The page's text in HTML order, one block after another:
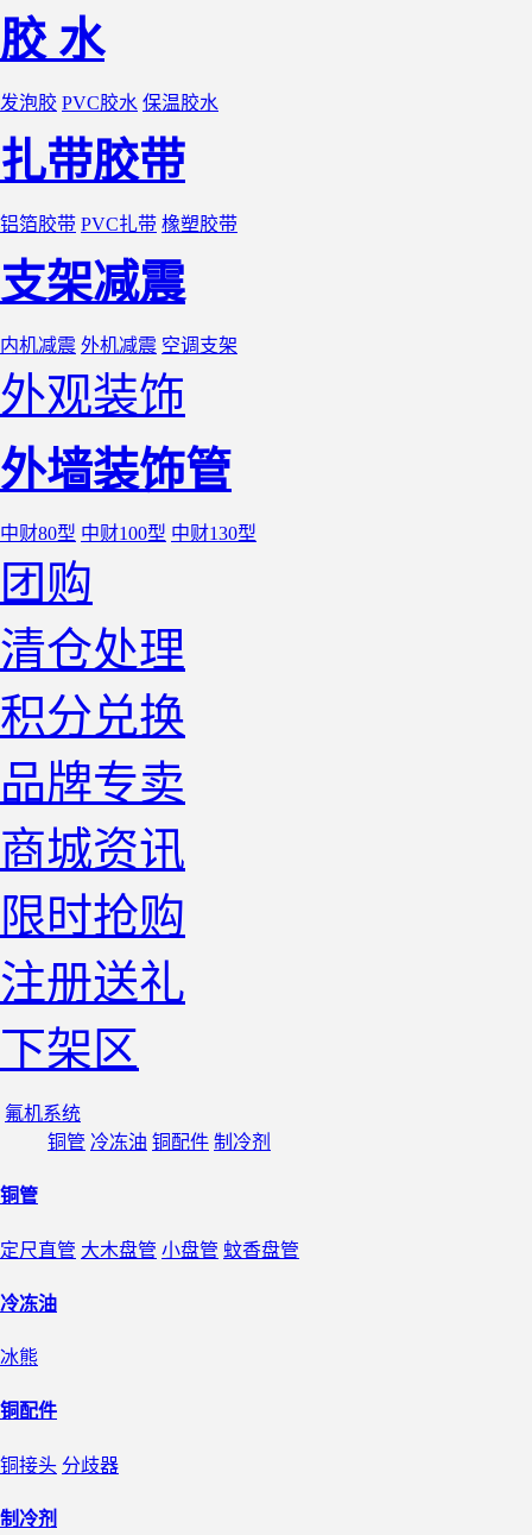
胶 水
发泡胶 PVC胶水 保温胶水
扎带胶带
铝箔胶带 PVC扎带 橡塑胶带
支架减震
内机减震 外机减震 空调支架
外观装饰
外墙装饰管
中财80型 中财100型 中财130型
团购
清仓处理
积分兑换
品牌专卖
商城资讯
限时抢购
注册送礼
下架区
氟机系统
铜管 冷冻油 铜配件 制冷剂
铜管
定尺直管 大木盘管 小盘管 蚊香盘管
冷冻油
冰熊
铜配件
铜接头 分歧器
制冷剂